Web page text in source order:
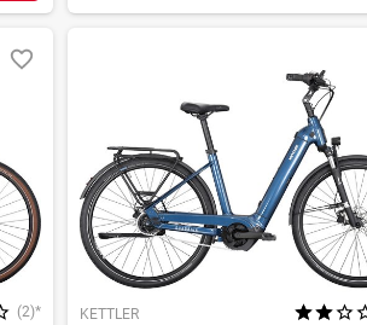
(2)* KETTLER